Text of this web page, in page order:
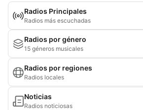
Radios Principales
Radios más escuchadas
Radios por género
15 géneros musicales
Radios por regiones
Radios locales
Noticias
Radios noticiosas